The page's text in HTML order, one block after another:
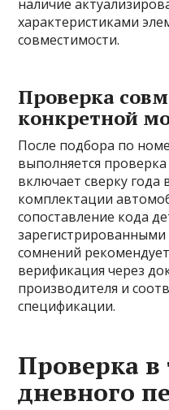
наличие
характеристиками
совместимости.
Проверка
конкретной
После подбора по
выполняется
включает сверку
комплектации
сопоставление кода
сомнений
верификация через
производителя и
спецификации.
Проверка в
дневного